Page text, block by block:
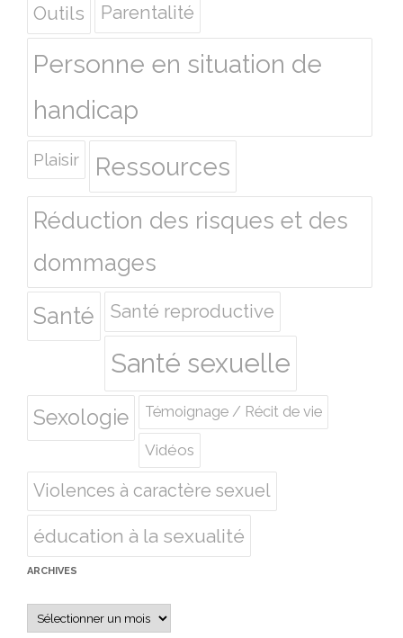
Outils Parentalité
Personne en situation de
handicap
Plaisir Ressources
Réduction des risques et des
dommages
Santé
Santé reproductive
Santé sexuelle
Sexologie Témoignage / Récit de vie
Vidéos
Violences à caractère sexuel
éducation à la sexualité
ARCHIVES
Archives